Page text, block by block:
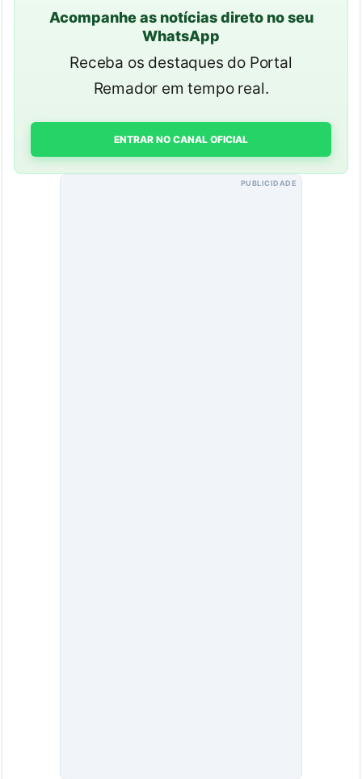
Acompanhe as notícias direto no seu
WhatsApp
Receba os destaques do Portal
Remador em tempo real.
ENTRAR NO CANAL OFICIAL
PUBLICIDADE